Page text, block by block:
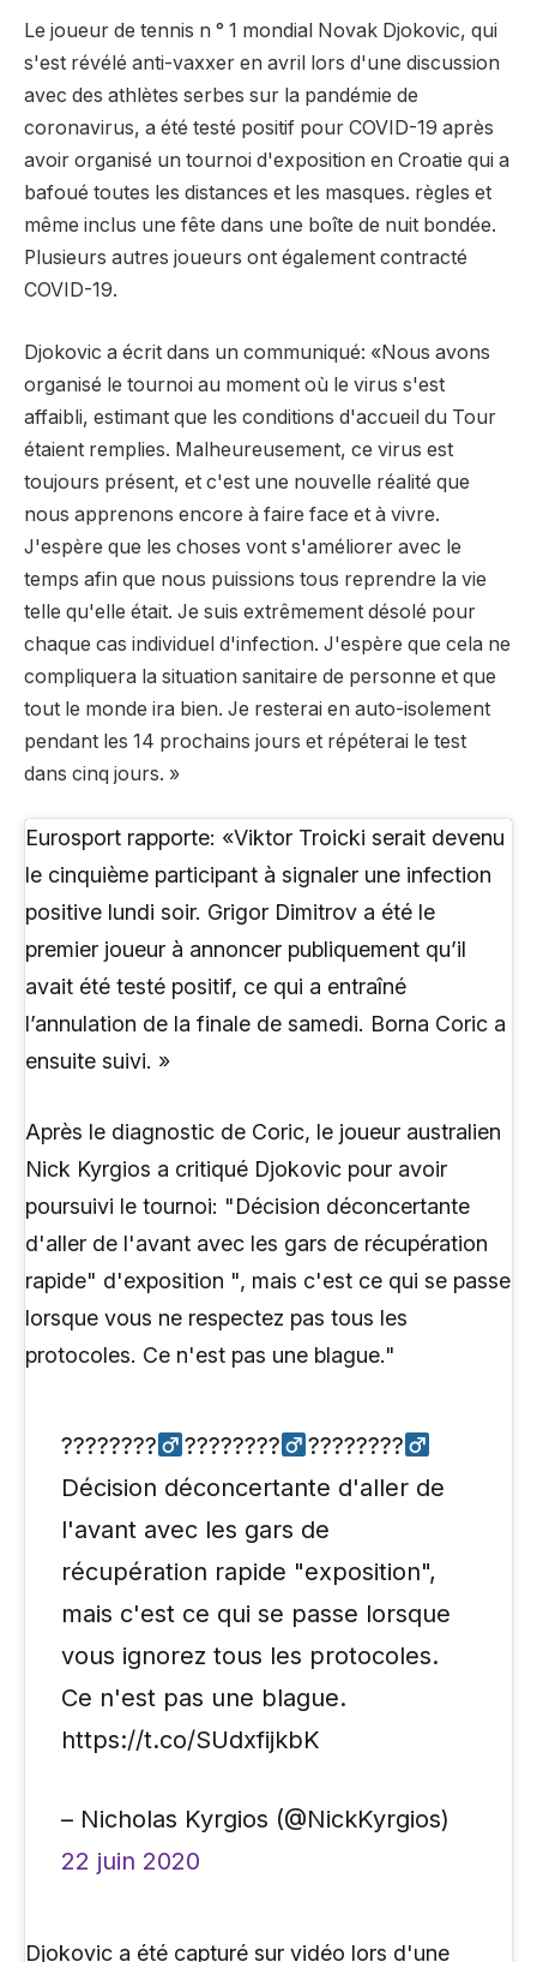
Le joueur de tennis n ° 1 mondial Novak Djokovic, qui
s'est révélé anti-vaxxer en avril lors d'une discussion
avec des athlètes serbes sur la pandémie de
coronavirus, a été testé positif pour COVID-19 après
avoir organisé un tournoi d'exposition en Croatie qui a
bafoué toutes les distances et les masques. règles et
même inclus une fête dans une boîte de nuit bondée.
Plusieurs autres joueurs ont également contracté
COVID-19.
Djokovic a écrit dans un communiqué: «Nous avons
organisé le tournoi au moment où le virus s'est
affaibli, estimant que les conditions d'accueil du Tour
étaient remplies. Malheureusement, ce virus est
toujours présent, et c'est une nouvelle réalité que
nous apprenons encore à faire face et à vivre.
J'espère que les choses vont s'améliorer avec le
temps afin que nous puissions tous reprendre la vie
telle qu'elle était. Je suis extrêmement désolé pour
chaque cas individuel d'infection. J'espère que cela ne
compliquera la situation sanitaire de personne et que
tout le monde ira bien. Je resterai en auto-isolement
pendant les 14 prochains jours et répéterai le test
dans cinq jours. »
Eurosport rapporte: «Viktor Troicki serait devenu
le cinquième participant à signaler une infection
positive lundi soir. Grigor Dimitrov a été le
premier joueur à annoncer publiquement qu’il
avait été testé positif, ce qui a entraîné
l’annulation de la finale de samedi. Borna Coric a
ensuite suivi. »
Après le diagnostic de Coric, le joueur australien
Nick Kyrgios a critiqué Djokovic pour avoir
poursuivi le tournoi: "Décision déconcertante
d'aller de l'avant avec les gars de récupération
rapide" d'exposition ", mais c'est ce qui se passe
lorsque vous ne respectez pas tous les
protocoles. Ce n'est pas une blague."
????????‍ ????????‍
????????‍
Décision déconcertante d'aller de
l'avant avec les gars de
récupération rapide "exposition",
mais c'est ce qui se passe lorsque
vous ignorez tous les protocoles.
Ce n'est pas une blague.
https://t.co/SUdxfijkbK
– Nicholas Kyrgios (@NickKyrgios)
22 juin 2020
Djokovic a été capturé sur vidéo lors d'une